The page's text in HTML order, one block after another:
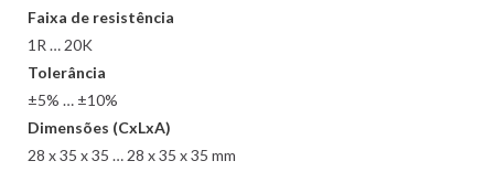
Faixa de resistência
1R … 20K
Tolerância
±5% … ±10%
Dimensões (CxLxA)
28 x 35 x 35 … 28 x 35 x 35 mm